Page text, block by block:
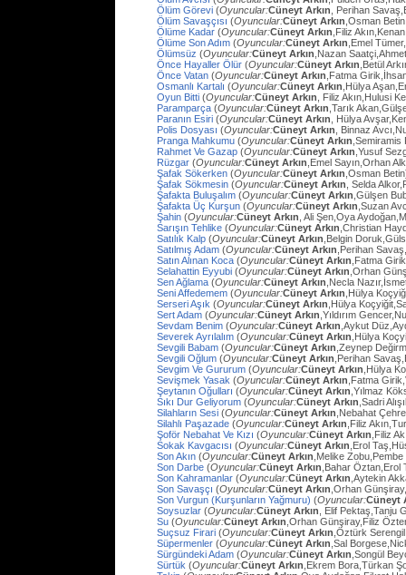
Ölüm Görevi (Oyuncular:Cüneyt Arkın , Perihan
Ölüm Savaşçısı (Oyuncular:Cüneyt Arkın ,Osman
Ölüme Kadar (Oyuncular:Cüneyt Arkın ,Filiz
Ölüme Son Adım (Oyuncular:Cüneyt Arkın ,Emel
Ölümsüz (Oyuncular:Cüneyt Arkın ,Nazan
Önce Hayaller Ölür (Oyuncular:Cüneyt Arkın ,Betül
Önce Vatan (Oyuncular:Cüneyt Arkın ,Fatma
Osmanlı Kartalı (Oyuncular:Cüneyt Arkın ,Hülya
Oyun Bitti (Oyuncular:Cüneyt Arkın , Filiz Akın,Hulusi
Paramparça (Oyuncular:Cüneyt Arkın ,Tarık
Paranın Esiri (Oyuncular:Cüneyt Arkın , Hülya
Polis Dosyası (Oyuncular:Cüneyt Arkın , Binnaz
Pranga Mahkumu (Oyuncular:Cüneyt Arkın
Rahmet Ve Gazap (Oyuncular:Cüneyt Arkın ,Yusuf
Rüzgar (Oyuncular:Cüneyt Arkın ,Emel Sayın,Orhan
Şafak Sökerken (Oyuncular:Cüneyt Arkın ,Osman
Şafak Sökmesin (Oyuncular:Cüneyt Arkın , Selda
Şafakta Buluşalım (Oyuncular:Cüneyt Arkın ,Gülşen
Şafakta Üç Kurşun (Oyuncular:Cüneyt Arkın ,Suzan
Şahin (Oyuncular:Cüneyt Arkın , Ali Şen,Oya
Sarışın Tehlike (Oyuncular:Cüneyt Arkın ,Christian
Satılık Kalp (Oyuncular:Cüneyt Arkın ,Belgin
Satılmış Adam (Oyuncular:Cüneyt Arkın ,Perihan
Satın Alınan Koca (Oyuncular:Cüneyt Arkın ,Fatma
Selahattin Eyyubi (Oyuncular:Cüneyt Arkın ,Orhan
Sen Ağlama (Oyuncular:Cüneyt Arkın ,Necla
Seni Affedemem (Oyuncular:Cüneyt Arkın ,Hülya
Serseri Aşık (Oyuncular:Cüneyt Arkın ,Hülya
Sert Adam (Oyuncular:Cüneyt Arkın ,Yıldırım
Sevdam Benim (Oyuncular:Cüneyt Arkın ,Aykut
Severek Ayrılalım (Oyuncular:Cüneyt Arkın ,Hülya
Sevgili Babam (Oyuncular:Cüneyt Arkın ,Zeynep
Sevgili Oğlum (Oyuncular:Cüneyt Arkın ,Perihan
Sevgim Ve Gururum (Oyuncular:Cüneyt Arkın ,Hülya
Sevişmek Yasak (Oyuncular:Cüneyt Arkın ,Fatma
Şeytanın Oğulları (Oyuncular:Cüneyt Arkın ,Yılmaz
Sıkı Dur Geliyorum (Oyuncular:Cüneyt Arkın ,Sadri
Silahların Sesi (Oyuncular:Cüneyt Arkın ,Nebahat
Silahlı Paşazade (Oyuncular:Cüneyt Arkın ,Filiz
Şoför Nebahat Ve Kızı (Oyuncular:Cüneyt Arkın ,Filiz
Sokak Kavgacısı (Oyuncular:Cüneyt Arkın ,Erol
Son Akın (Oyuncular:Cüneyt Arkın ,Melike
Son Darbe (Oyuncular:Cüneyt Arkın ,Bahar Öztan,Erol
Son Kahramanlar (Oyuncular:Cüneyt Arkın ,Aytekin
Son Savaşçı (Oyuncular:Cüneyt Arkın ,Orhan
Son Vurgun (Kurşunların Yağmuru) (Oyuncular:Cüneyt
Soysuzlar (Oyuncular:Cüneyt Arkın , Elif Pektaş,Tanju
Su (Oyuncular:Cüneyt Arkın ,Orhan Günşiray,Filiz
Suçsuz Firari (Oyuncular:Cüneyt Arkın ,Öztürk
Süpermenler (Oyuncular:Cüneyt Arkın ,Sal
Sürgündeki Adam (Oyuncular:Cüneyt Arkın ,Songül
Sürtük (Oyuncular:Cüneyt Arkın ,Ekrem Bora,Türkan